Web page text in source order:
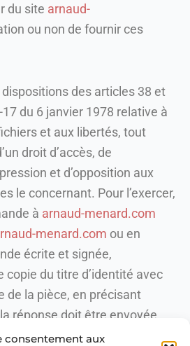
consentement aux
du site arnaud-
ou non de fournir ces
des articles 38 et
du 6 janvier 1978 relative à
et aux libertés, tout
droit d’accès, de
et d’opposition aux
le concernant. Pour l’exercer,
à arnaud-menard.com
menard.com ou en
écrite et signée,
copie du titre d’identité avec
de la pièce, en précisant
réponse doit être envoyée.
de l’utilisateur du